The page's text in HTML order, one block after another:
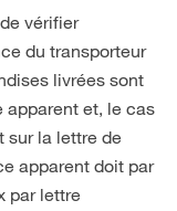
vérifier
du transporteur
livrées sont
et, le cas
sur la lettre de
apparent doit par
par lettre